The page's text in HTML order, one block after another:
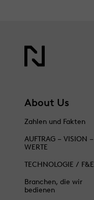
About Us
Zahlen und Fakten
AUFTRAG – VISION –
WERTE
TECHNOLOGIE / F&E
Branchen, die wir
bedienen